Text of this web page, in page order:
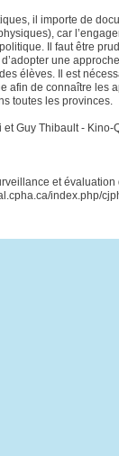
il importe de
car
politique. Il faut être
une
élèves. Il est
afin de connaître les
toutes les provinces.
et Guy Thibault - Kino-
et
index.php/